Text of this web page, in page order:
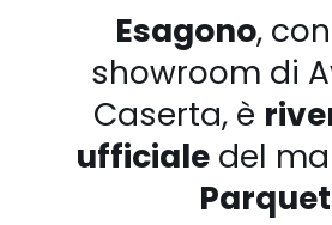
Esagono,
showroom di
Caserta, è
ufficialedel
Parquet